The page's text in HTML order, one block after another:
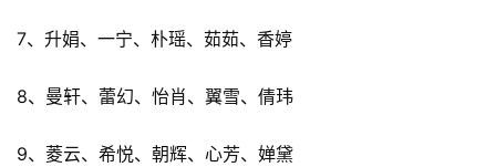
7、升娟、一宁、朴瑶、茹茹、香婷
8、曼轩、蕾幻、怡肖、翼雪、倩玮
9、菱云、希悦、朝辉、心芳、婵黛